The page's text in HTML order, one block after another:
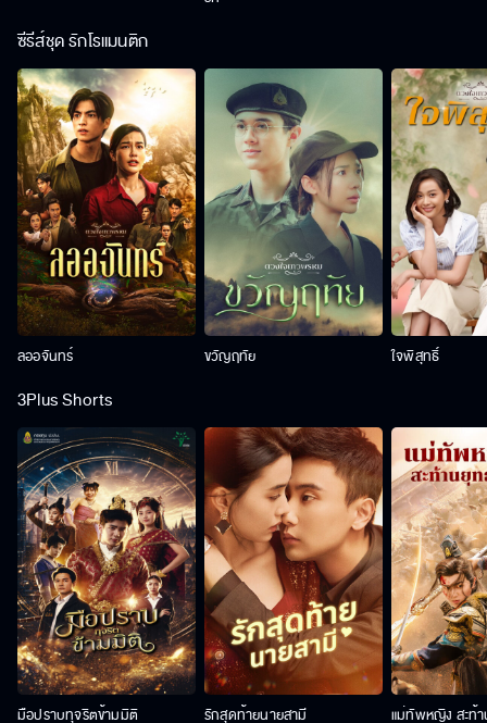
ซีรีส์ชุด รักโรแมนติก
ลออจันทร์ ขวัญฤทัย ใจพิสุทธิ์
3Plus Shorts
มือปราบทุจริตข้ามมิติ รักสุดท้ายนายสามี แม่ทัพหญิง สะท้